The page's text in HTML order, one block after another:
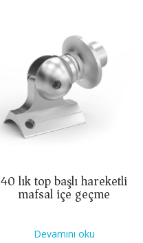
40 lık top başlı hareketli
mafsal içe geçme
Devamını oku